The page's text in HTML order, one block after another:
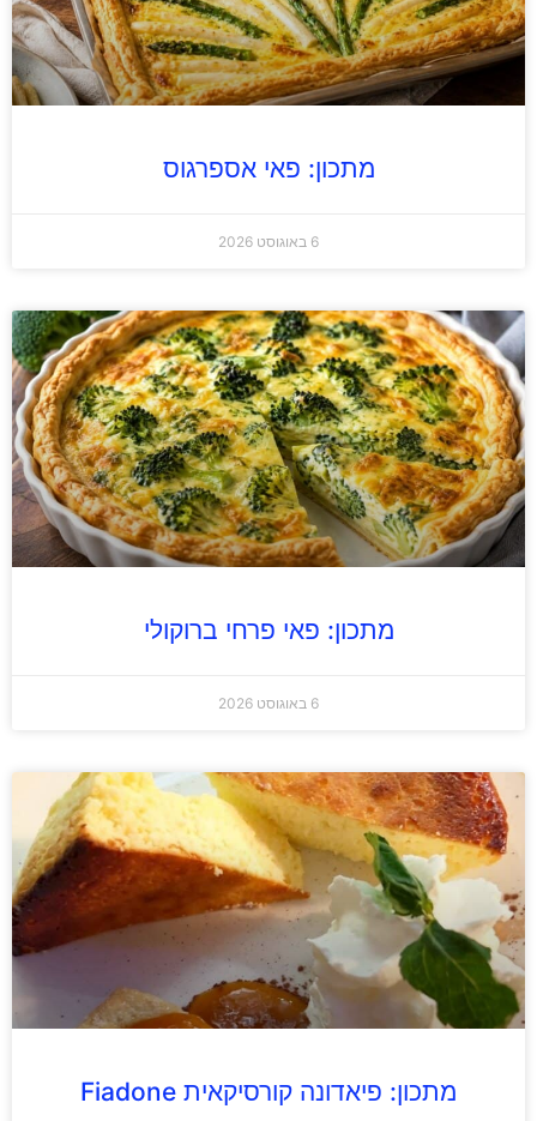
מתכון: פאי אספרגוס
6 באוגוסט 2026
מתכון: פאי פרחי ברוקולי
6 באוגוסט 2026
מתכון: פיאדונה קורסיקאית Fiadone